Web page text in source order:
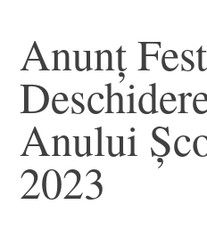
Anunț
Anului
2023